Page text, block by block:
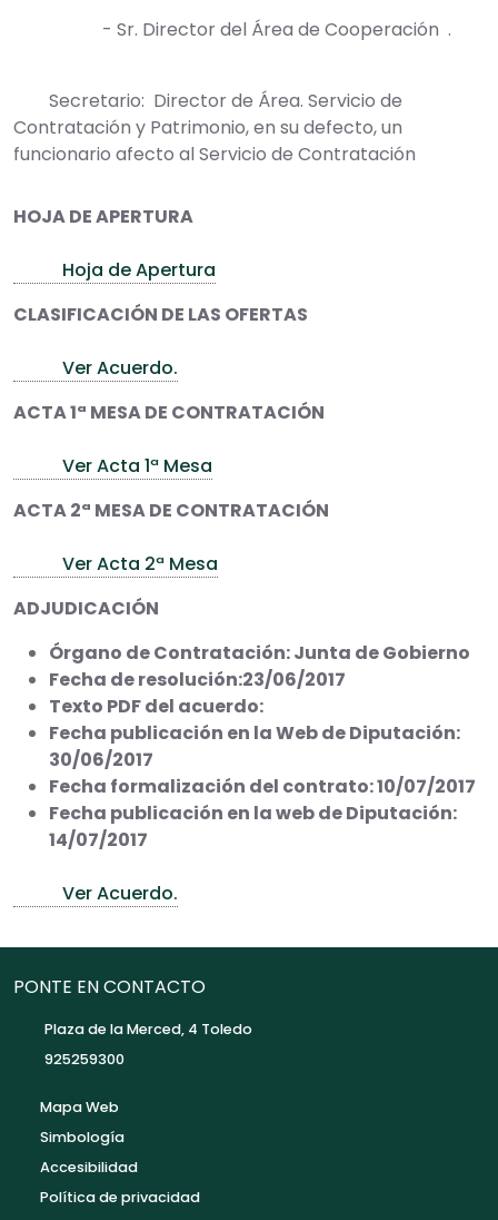
- Sr. Director del Área de Cooperación .
Secretario: Director de Área. Servicio de
Contratación y Patrimonio, en su defecto, un
funcionario afecto al Servicio de Contratación
HOJA DE APERTURA
Hoja de Apertura
CLASIFICACIÓN DE LAS OFERTAS
Ver Acuerdo.
ACTA 1ª MESA DE CONTRATACIÓN
Ver Acta 1ª Mesa
ACTA 2ª MESA DE CONTRATACIÓN
Ver Acta 2ª Mesa
ADJUDICACIÓN
Órgano de Contratación: Junta de Gobierno
Fecha de resolución:23/06/2017
Texto PDF del acuerdo:
Fecha publicación en la Web de Diputación:
30/06/2017
Fecha formalización del contrato: 10/07/2017
Fecha publicación en la web de Diputación:
14/07/2017
Ver Acuerdo.
PONTE EN CONTACTO
Plaza de la Merced, 4 Toledo
925259300
Mapa Web
Simbología
Accesibilidad
Política de privacidad